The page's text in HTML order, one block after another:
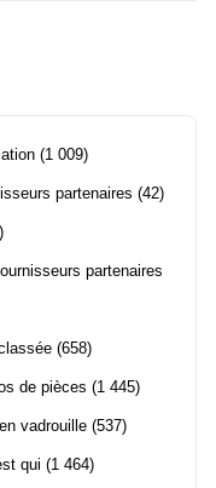
(1 009)
partenaires (42)
partenaires
(658)
de pièces (1 445)
vadrouille (537)
qui (1 464)